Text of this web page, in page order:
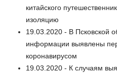
китайского
изоляцию
19.03.2020 - В Псковской
информации выявлены
коронавирусом
19.03.2020 - К случаям